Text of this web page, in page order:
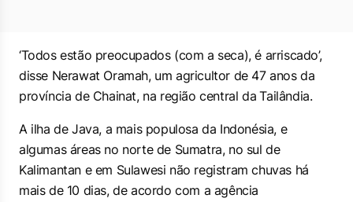
‘Todos estão preocupados (com a seca), é arriscado’,
disse Nerawat Oramah, um agricultor de 47 anos da
província de Chainat, na região central da ⁠Tailândia.
A ilha de Java, a mais populosa da ​Indonésia, e
algumas áreas no norte ​de Sumatra, no sul de
Kalimantan e em Sulawesi não registram chuvas há
mais de 10 dias, de acordo com a agência